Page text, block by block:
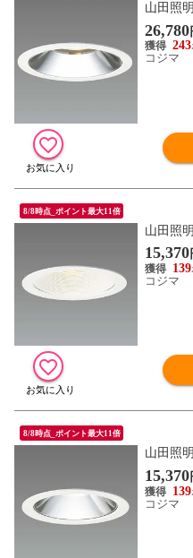
山田照
26,780
243
コジマ
8/8時点_ポイント最大11倍
山田照
15,370
139
コジマ
8/8時点_ポイント最大11倍
山田照
15,370
139
コジマ